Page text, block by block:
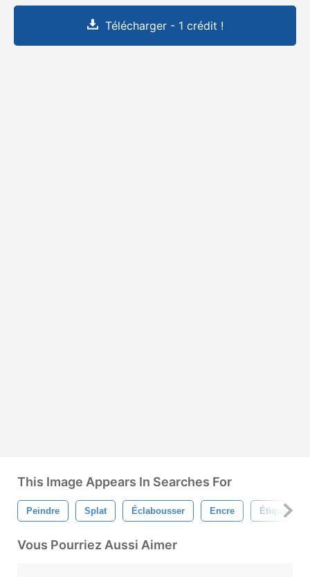
Télécharger - 1 crédit !
This Image Appears In Searches For
Peindre Splat Éclabousser Encre Étiquette
Vous Pourriez Aussi Aimer